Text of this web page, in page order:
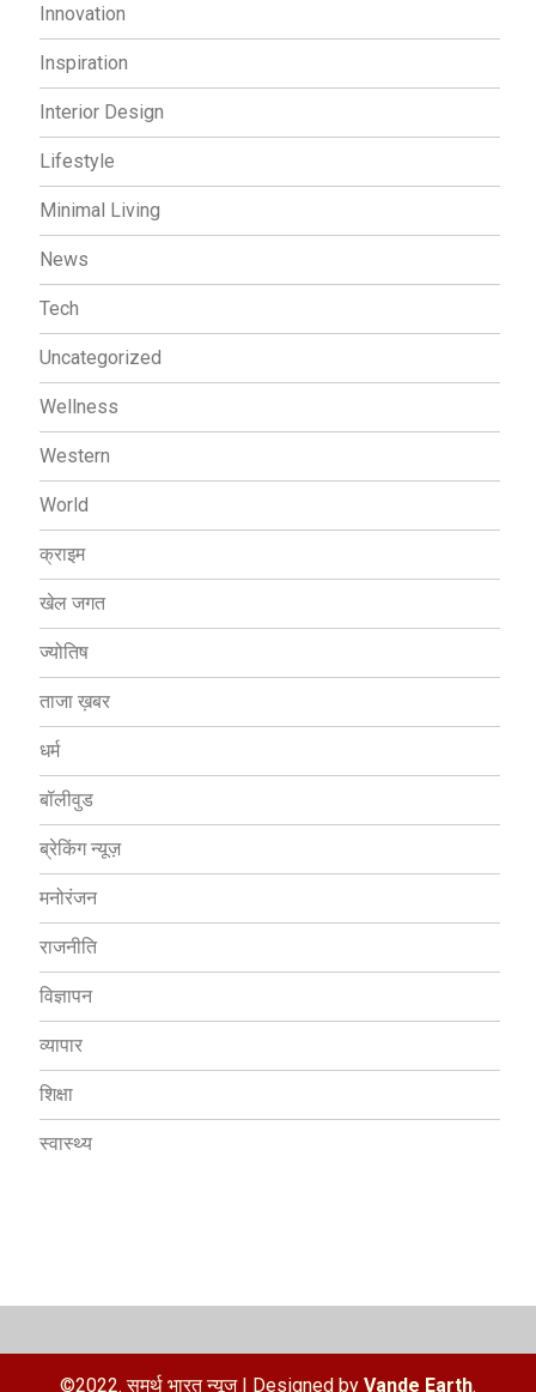
Innovation
Inspiration
Interior Design
Lifestyle
Minimal Living
News
Tech
Uncategorized
Wellness
Western
World
क्राइम
खेल जगत
ज्योतिष
ताजा ख़बर
धर्म
बॉलीवुड
ब्रेकिंग न्यूज़
मनोरंजन
राजनीति
विज्ञापन
व्यापार
शिक्षा
स्वास्थ्य
©2022. समर्थ भारत न्यूज | Designed by Vande Earth.